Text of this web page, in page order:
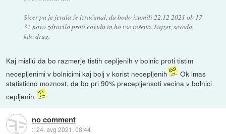
Sicer pa je jerala že izračunal, da bodo izumili 22.12 2021 ob 17
32 novo zdravilo proti covidu in bo vse rešeno. Fajzer, seveda,
kdo drug.
Kaj misliü da bo razmerje tistih cepljenih v bolnic proti tistim
necepljenimi v bolnicimi kaj bolj v korist necepljenih
Ok imas
statisticno moznost, da bo pri 90% precepljensoti vecina v bolnici
cepljenih
no comment
::24. avg 2021, 08:44